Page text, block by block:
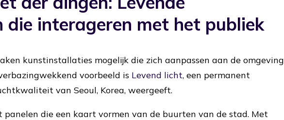
die interageren met het publiek
kunstinstallaties mogelijk die zich aanpassen aan de omgeving
voorbeeld is Levend licht, een permanent
van Seoul, Korea, weergeeft.
die een kaart vormen van de buurten van de stad. Met